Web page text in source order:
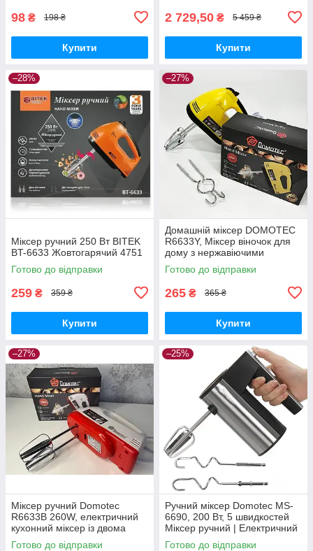
98 ₴ 198 ₴
Купити
2 729,50 ₴ 5 459 ₴
Купити
–28%
Міксер ручний 250 Вт BITEK
BT-6633 Жовтогарячий 4751
Готово до відправки
259 ₴ 359 ₴
Купити
–27%
Домашній міксер DOMOTEC
R6633Y, Міксер віночок для
дому з нержавіючими
насадками LW-34
Готово до відправки
265 ₴ 365 ₴
Купити
–27%
Міксер ручний Domotec
R6633B 260W, електричний
кухонний міксер із двома
насадками 9337
Готово до відправки
–25%
Ручний міксер Domotec MS-
6690, 200 Вт, 5 швидкостей
Міксер ручний | Електричний
міксер для кухні
Готово до відправки